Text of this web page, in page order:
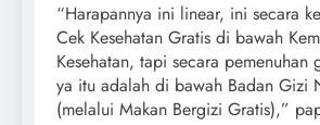
“Harapannya ini linear, ini secara
Cek Kesehatan Gratis di bawah
Kesehatan, tapi secara pemenuhan
ya itu adalah di bawah Badan Gizi
(melalui Makan Bergizi Gratis),”